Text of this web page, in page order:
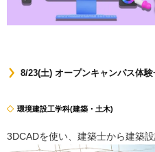
8/23(土) オープンキャンパス体験
環境建設工学科(建築・土木)
3DCADを使い、建築士から建築設